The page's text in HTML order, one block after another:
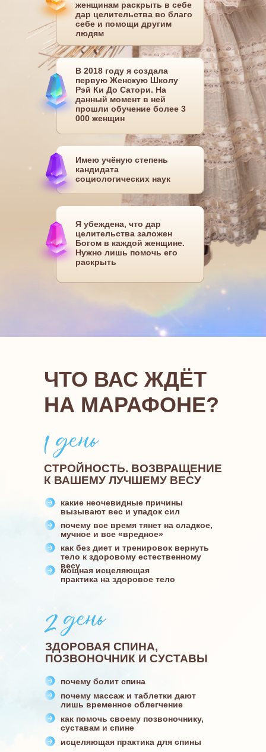
женщинам раскрыть в себе
дар целительства во благо
себе и помощи другим
людям
В 2018 году я создала
первую Женскую Школу
Рэй Ки До Сатори. На
данный момент в ней
прошли обучение более 3
000 женщин
Имею учёную степень
кандидата
социологических наук
Я убеждена, что дар
целительства заложен
Богом в каждой женщине.
Нужно лишь помочь его
раскрыть
какие неочевидные причины
вызывают вес и упадок сил
почему все время тянет на сладкое,
мучное и все «вредное»
как без диет и тренировок вернуть
тело к здоровому естественному
весу
мощная исцеляющая
практика на здоровое тело
почему болит спина
почему массаж и таблетки дают
лишь временное облегчение
как помочь своему позвоночнику,
суставам и спине
исцеляющая практика для спины
ЧТО ВАС ЖДЁТ
НА МАРАФОНЕ?
СТРОЙНОСТЬ. ВОЗВРАЩЕНИЕ
К ВАШЕМУ ЛУЧШЕМУ ВЕСУ
ЗДОРОВАЯ СПИНА,
ПОЗВОНОЧНИК И СУСТАВЫ